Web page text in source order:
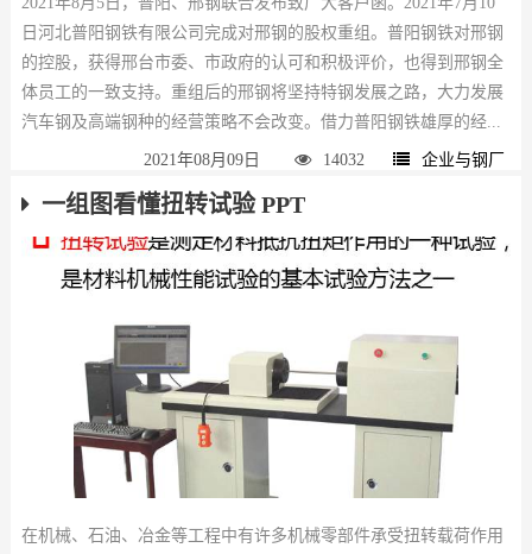
日河北普阳钢铁有限公司完成对邢钢的股权重组。普阳钢铁对邢钢
的控股，获得邢台市委、市政府的认可和积极评价，也得到邢钢全
体员工的一致支持。重组后的邢钢将坚持特钢发展之路，大力发展
汽车钢及高端钢种的经营策略不会改变。借力普阳钢铁雄厚的经...
2021年08月09日 14032 企业与钢厂
一组图看懂扭转试验 PPT
在机械、石油、冶金等工程中有许多机械零部件承受扭转载荷作用